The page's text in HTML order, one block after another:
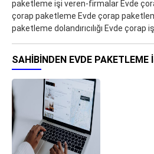
paketleme işi veren-firmalar Evde
çorap paketleme Evde çorap
paketleme dolandırıcılığı Evde çorap
SAHIBINDEN EVDE PAKETLEME